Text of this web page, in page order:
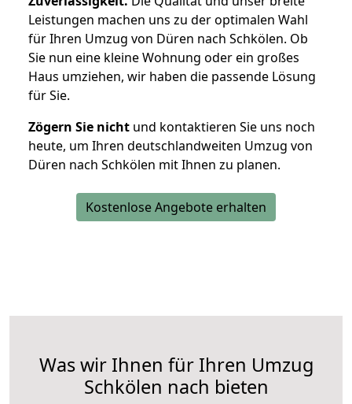
Leistungen machen uns zu der optimalen Wahl
für Ihren Umzug von Düren nach Schkölen. Ob
Sie nun eine kleine Wohnung oder ein großes
Haus umziehen, wir haben die passende Lösung
für Sie.
Zögern Sie nicht und kontaktieren Sie uns noch
heute, um Ihren deutschlandweiten Umzug von
Düren nach Schkölen mit Ihnen zu planen.
Kostenlose Angebote erhalten
Was wir Ihnen für Ihren Umzug
Schkölen nach bieten